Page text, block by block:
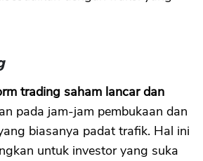
trading saham lancar dan
pada jam-jam pembukaan dan
biasanya padat trafik. Hal ini
untuk investor yang suka